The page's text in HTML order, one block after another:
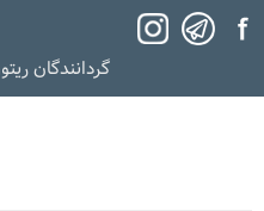
گردانندگان